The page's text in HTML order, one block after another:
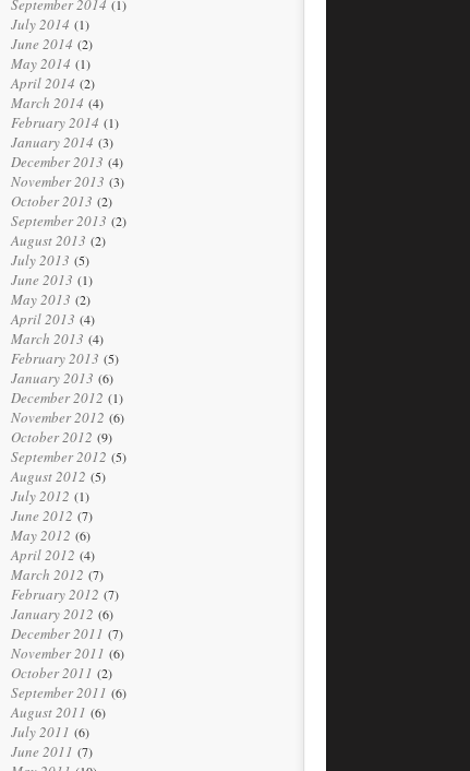
September 2014 (1)
July 2014 (1)
June 2014 (2)
May 2014 (1)
April 2014 (2)
March 2014 (4)
February 2014 (1)
January 2014 (3)
December 2013 (4)
November 2013 (3)
October 2013 (2)
September 2013 (2)
August 2013 (2)
July 2013 (5)
June 2013 (1)
May 2013 (2)
April 2013 (4)
March 2013 (4)
February 2013 (5)
January 2013 (6)
December 2012 (1)
November 2012 (6)
October 2012 (9)
September 2012 (5)
August 2012 (5)
July 2012 (1)
June 2012 (7)
May 2012 (6)
April 2012 (4)
March 2012 (7)
February 2012 (7)
January 2012 (6)
December 2011 (7)
November 2011 (6)
October 2011 (2)
September 2011 (6)
August 2011 (6)
July 2011 (6)
June 2011 (7)